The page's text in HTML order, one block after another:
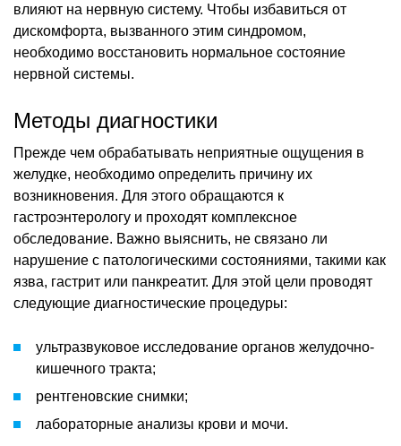
влияют на нервную систему. Чтобы избавиться от
дискомфорта, вызванного этим синдромом,
необходимо восстановить нормальное состояние
нервной системы.
Методы диагностики
Прежде чем обрабатывать неприятные ощущения в
желудке, необходимо определить причину их
возникновения. Для этого обращаются к
гастроэнтерологу и проходят комплексное
обследование. Важно выяснить, не связано ли
нарушение с патологическими состояниями, такими как
язва, гастрит или панкреатит. Для этой цели проводят
следующие диагностические процедуры:
ультразвуковое исследование органов желудочно-
кишечного тракта;
рентгеновские снимки;
лабораторные анализы крови и мочи.